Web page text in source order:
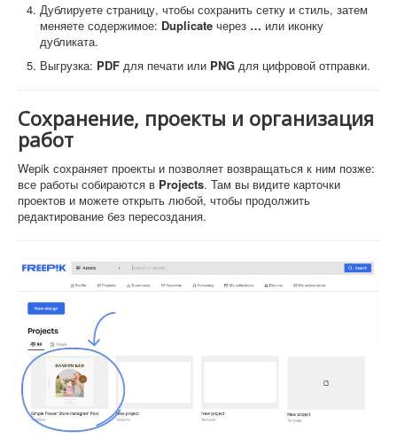
Дублируете страницу, чтобы сохранить сетку и стиль, затем
меняете содержимое: Duplicate через … или иконку
дубликата.
Выгрузка: PDF для печати или PNG для цифровой отправки.
Сохранение, проекты и организация
работ
Wepik сохраняет проекты и позволяет возвращаться к ним позже:
все работы собираются в Projects. Там вы видите карточки
проектов и можете открыть любой, чтобы продолжить
редактирование без пересоздания.